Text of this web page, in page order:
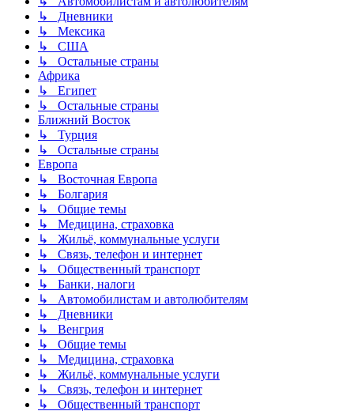
↳ Дневники
↳ Мексика
↳ США
↳ Остальные страны
Африка
↳ Египет
↳ Остальные страны
Ближний Восток
↳ Турция
↳ Остальные страны
Европа
↳ Восточная Европа
↳ Болгария
↳ Общие темы
↳ Медицина, страховка
↳ Жильё, коммунальные услуги
↳ Связь, телефон и интернет
↳ Общественный транспорт
↳ Банки, налоги
↳ Автомобилистам и автолюбителям
↳ Дневники
↳ Венгрия
↳ Общие темы
↳ Медицина, страховка
↳ Жильё, коммунальные услуги
↳ Связь, телефон и интернет
↳ Общественный транспорт